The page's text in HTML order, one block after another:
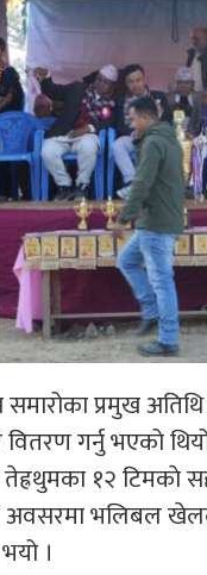
प्रमुख
गर्नु भएको
तेह्रथुमका १२
अवसरमा भलिबल
।